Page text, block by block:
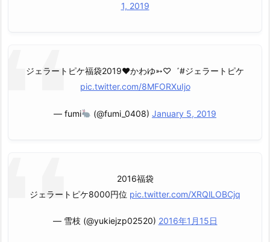
1, 2019
ジェラートピケ福袋2019♥︎かわゆ➳♡゛#ジェラートピケ
pic.twitter.com/8MFORXuIjo
— fumi (@fumi_0408) January 5, 2019
2016福袋
ジェラートピケ8000円位 pic.twitter.com/XRQlLOBCjq
— 雪枝 (@yukiejzp02520) 2016年1月15日